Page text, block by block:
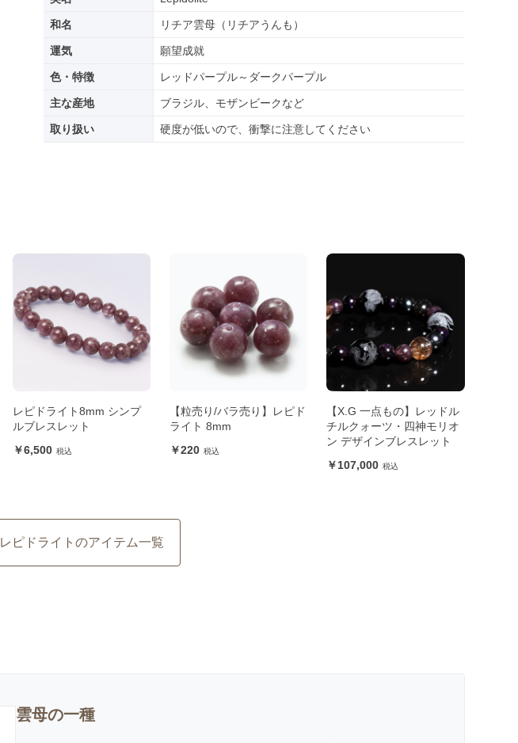
和名 リチア雲母（リチアうんも）
運気 願望成就
色・特徴 レッドパープル～ダークパープル
主な産地 ブラジル、モザンビークなど
取り扱い 硬度が低いので、衝撃に注意してください
レピドライト8mm シンプ
ルブレスレット
6,500
【粒売り/バラ売り】レピド
ライト 8mm
220
【X.G 一点もの】レッドル
チルクォーツ・四神モリオ
ン デザインブレスレット
107,000
レピドライトのアイテム一覧
雲母の一種